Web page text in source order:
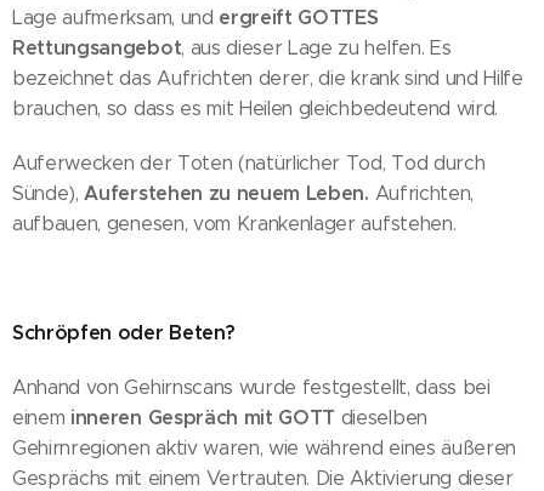
Lage aufmerksam, und ergreift GOTTES
Rettungsangebot, aus dieser Lage zu helfen. Es
bezeichnet das Aufrichten derer, die krank sind und Hilfe
brauchen, so dass es mit Heilen gleichbedeutend wird.
Auferwecken der Toten (natürlicher Tod, Tod durch
Sünde),Auferstehen zu neuem Leben. Aufrichten,
aufbauen, genesen, vom Krankenlager aufstehen.
Schröpfen oder Beten?
Anhand von Gehirnscans wurde festgestellt, dass bei
einem inneren Gespräch mit GOTT dieselben
Gehirnregionen aktiv waren, wie während eines äußeren
Gesprächs mit einem Vertrauten. Die Aktivierung dieser